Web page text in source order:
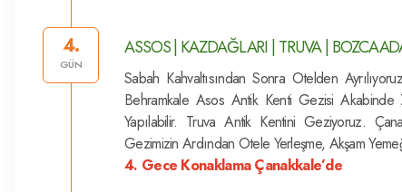
4.
GÜN
ASSOS | KAZDAĞLARI | TRUVA |
Sabah Kahvaltısından Sonra Otelden
Behramkale Asos Antik Kenti Gezisi
Yapılabilir. Truva Antik Kentini Geziyoruz.
Gezimizin Ardından Otele Yerleşme, Akşam
4. Gece Konaklama Çanakkale’de